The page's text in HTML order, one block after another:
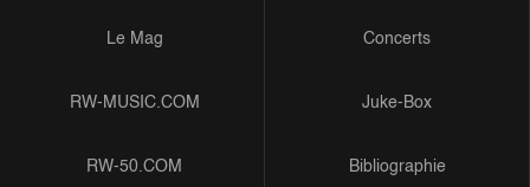
Le Mag
RW-MUSIC.COM
RW-50.COM
Concerts
Juke-Box
Bibliographie